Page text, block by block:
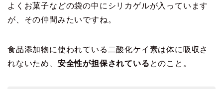
よくお菓子などの袋の中にシリカゲルが入っています
が、その仲間みたいですね。
食品添加物に使われている二酸化ケイ素は体に吸収さ
れないため、 安全性が担保されている とのこと。